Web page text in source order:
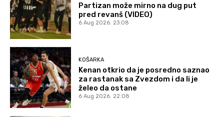
Partizan može mirno na dug put
pred revanš (VIDEO)
6 Aug 2026. 23:08
KOŠARKA
Kenan otkrio da je posredno saznao
za rastanak sa Zvezdom i da li je
želeo da ostane
6 Aug 2026. 22:08